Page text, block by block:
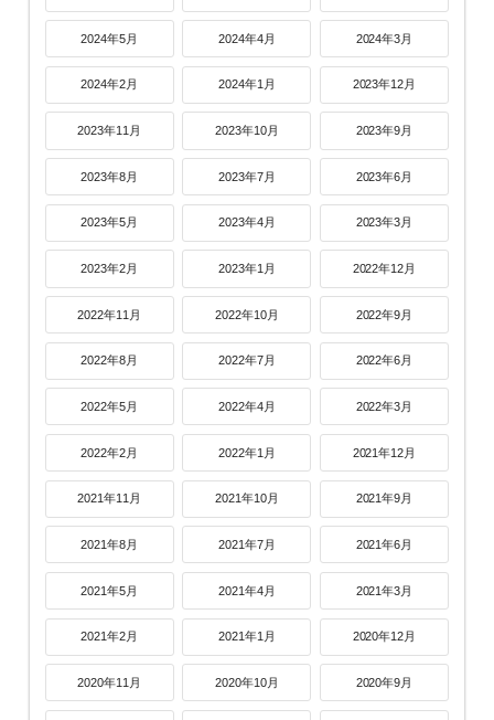
2024年5月 2024年4月 2024年3月
2024年2月 2024年1月 2023年12月
2023年11月 2023年10月 2023年9月
2023年8月 2023年7月 2023年6月
2023年5月 2023年4月 2023年3月
2023年2月 2023年1月 2022年12月
2022年11月 2022年10月 2022年9月
2022年8月 2022年7月 2022年6月
2022年5月 2022年4月 2022年3月
2022年2月 2022年1月 2021年12月
2021年11月 2021年10月 2021年9月
2021年8月 2021年7月 2021年6月
2021年5月 2021年4月 2021年3月
2021年2月 2021年1月 2020年12月
2020年11月 2020年10月 2020年9月